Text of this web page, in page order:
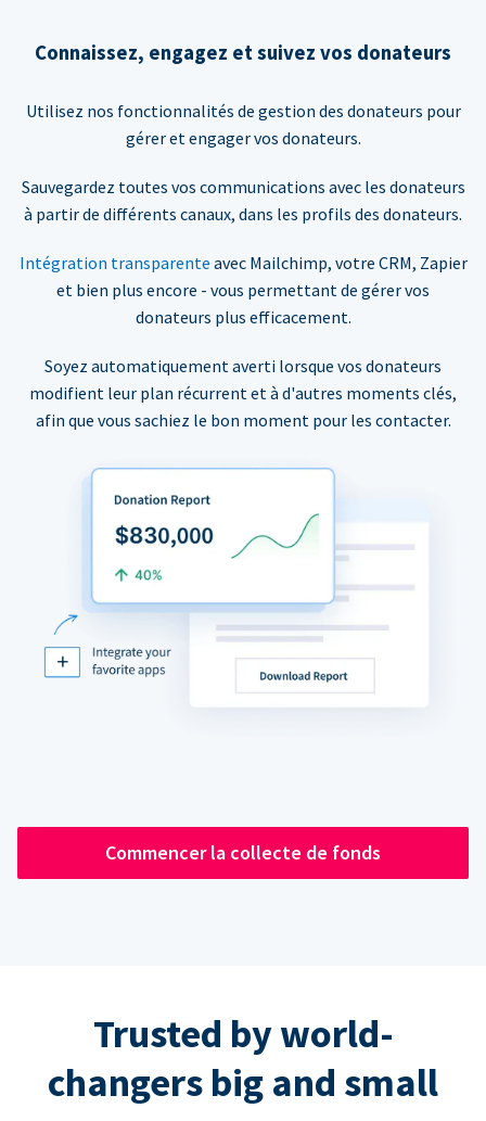
Connaissez, engagez et suivez vos donateurs
Utilisez nos fonctionnalités de gestion des donateurs pour
gérer et engager vos donateurs.
Sauvegardez toutes vos communications avec les donateurs
à partir de différents canaux, dans les profils des donateurs.
Intégration transparente avec Mailchimp, votre CRM, Zapier
et bien plus encore - vous permettant de gérer vos
donateurs plus efficacement.
Soyez automatiquement averti lorsque vos donateurs
modifient leur plan récurrent et à d'autres moments clés,
afin que vous sachiez le bon moment pour les contacter.
Commencer la collecte de fonds
Trusted by world-
changers big and small